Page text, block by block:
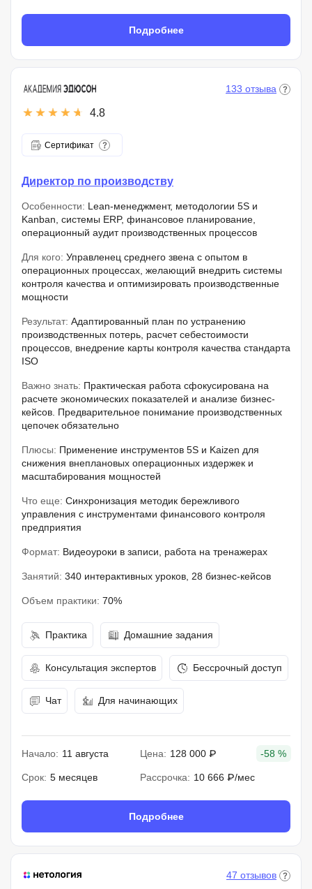
Подробнее
4.8
133 отзыва
Сертификат
Директор по производству
Особенности: Lean-менеджмент, методологии 5S и
Kanban, системы ERP, финансовое планирование,
операционный аудит производственных процессов
Для кого: Управленец среднего звена с опытом в
операционных процессах, желающий внедрить системы
контроля качества и оптимизировать производственные
мощности
Результат: Адаптированный план по устранению
производственных потерь, расчет себестоимости
процессов, внедрение карты контроля качества стандарта
ISO
Важно знать: Практическая работа сфокусирована на
расчете экономических показателей и анализе бизнес-
кейсов. Предварительное понимание производственных
цепочек обязательно
Плюсы: Применение инструментов 5S и Kaizen для
снижения внеплановых операционных издержек и
масштабирования мощностей
Что еще: Синхронизация методик бережливого
управления с инструментами финансового контроля
предприятия
Формат: Видеоуроки в записи, работа на тренажерах
Занятий: 340 интерактивных уроков, 28 бизнес-кейсов
Объем практики: 70%
Практика Домашние задания
Консультация экспертов Бессрочный доступ
Чат Для начинающих
Начало: 11 августа Цена: 128 000 ₽ -58 %
Срок: 5 месяцев Рассрочка: 10 666 ₽/мес
Подробнее
47 отзывов